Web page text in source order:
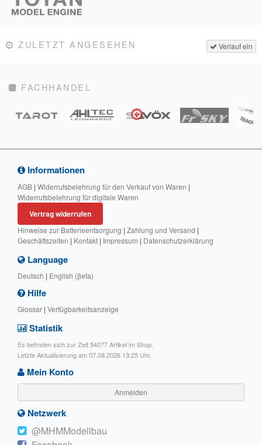
Verlauf ein
ZULETZT ANGESEHEN
FACHHANDEL
Informationen
AGB | Widerrufsbelehrung für den Verkauf von Waren |
Widerrufsbelehrung für digitale Waren
Vertrag widerrufen
Hinweise zur Batterieentsorgung | Zahlung und Versand |
Geschäftszeiten | Kontakt | Impressum | Datenschutzerklärung
Language
Deutsch | English (βeta)
Hilfe
Glossar | Verfügbarkeitsanzeige
Statistik
Es befinden sich zur Zeit 54077 Artikel im Shop.
Letzte Aktualisierung am 07.08.2026 13:25 Uhr.
Mein Konto
Anmelden
Netzwerk
@MHMModellbau